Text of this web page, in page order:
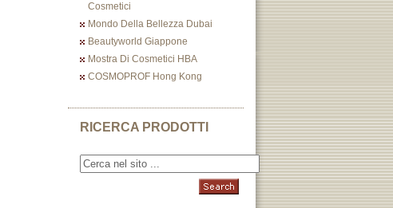
Cosmetici
Mondo Della Bellezza Dubai
Beautyworld Giappone
Mostra Di Cosmetici HBA
COSMOPROF Hong Kong
RICERCA PRODOTTI